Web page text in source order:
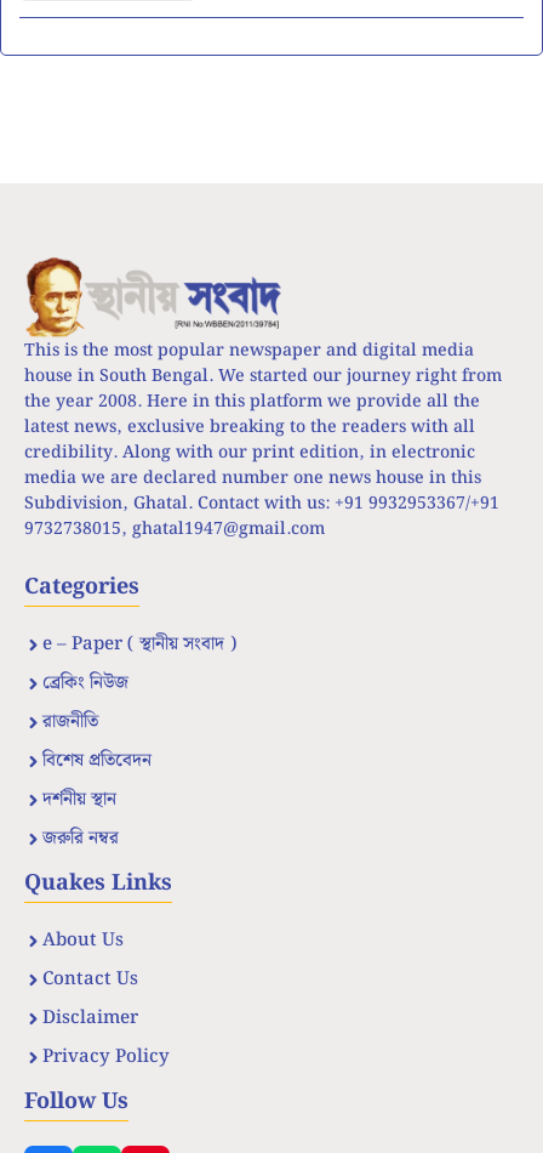
This is the most popular newspaper and digital media
house in South Bengal. We started our journey right from
the year 2008. Here in this platform we provide all the
latest news, exclusive breaking to the readers with all
credibility. Along with our print edition, in electronic
media we are declared number one news house in this
Subdivision, Ghatal. Contact with us: +91 9932953367/+91
9732738015, ghatal1947@gmail.com
Categories
e – Paper ( স্থানীয় সংবাদ )
ব্রেকিং নিউজ
রাজনীতি
বিশেষ প্রতিবেদন
দর্শনীয় স্থান
জরুরি নম্বর
Quakes Links
About Us
Contact Us
Disclaimer
Privacy Policy
Follow Us